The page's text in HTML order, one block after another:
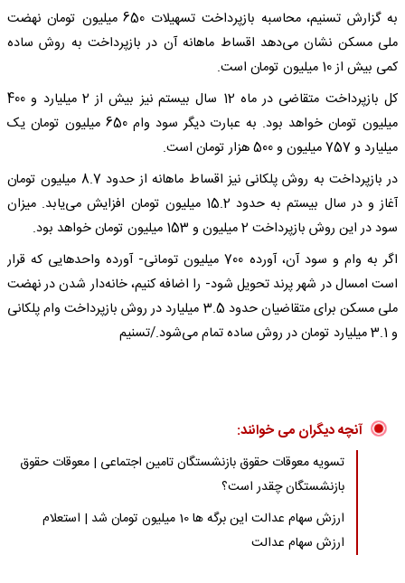
به گزارش تسنیم، محاسبه بازپرداخت تسهیلات 650 میلیون تومان نهضت
ملی مسکن نشان می‌دهد اقساط ماهانه آن در بازپرداخت به روش ساده
کمی بیش از 10 میلیون تومان است.
کل بازپرداخت متقاضی در ماه 12 سال بیستم نیز بیش از 2 میلیارد و 400
میلیون تومان خواهد بود. به عبارت دیگر سود وام 650 میلیون تومان یک
میلیارد و 757 میلیون و 500 هزار تومان است.
در بازپرداخت به روش پلکانی نیز اقساط ماهانه از حدود 8.7 میلیون تومان
آغاز و در سال بیستم به حدود 15.2 میلیون تومان افزایش می‌یابد. میزان
سود در این روش بازپرداخت 2 میلیون و 153 میلیون تومان خواهد بود.
اگر به وام و سود آن، آورده 700 میلیون تومانی- آورده واحدهایی که قرار
است امسال در شهر پرند تحویل شود- را اضافه کنیم، خانه‌دار شدن در نهضت
ملی مسکن برای متقاضیان حدود 3.5 میلیارد در روش بازپرداخت وام پلکانی
و 3.1 میلیارد تومان در روش ساده تمام می‌شود./تسنیم
آنچه دیگران می خوانند:
تسویه معوقات حقوق بازنشستگان تامین اجتماعی | معوقات حقوق
بازنشستگان چقدر است؟
ارزش سهام عدالت این برگه ها 10 میلیون تومان شد | استعلام
ارزش سهام عدالت